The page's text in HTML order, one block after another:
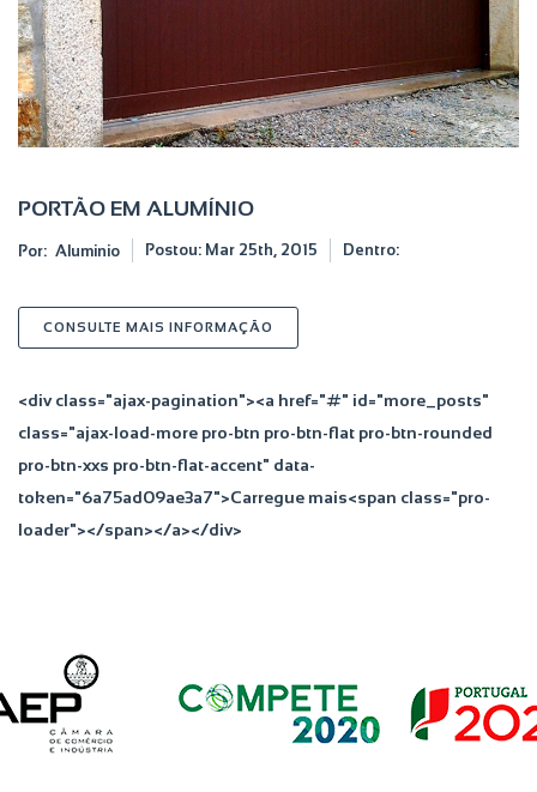
PORTÃO EM ALUMÍNIO
Por: Aluminio Postou: Mar 25th, 2015 Dentro:
CONSULTE MAIS INFORMAÇÃO
<div class="ajax-pagination"><a href="#" id="more_posts"
class="ajax-load-more pro-btn pro-btn-flat pro-btn-rounded
pro-btn-xxs pro-btn-flat-accent" data-
token="6a75ad09ae3a7">Carregue mais<span class="pro-
loader"></span></a></div>